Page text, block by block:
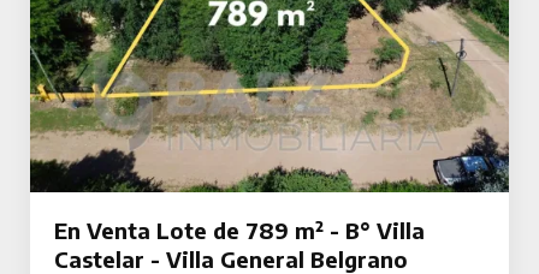
En Venta Lote de 789 m² - B° Villa
Castelar - Villa General Belgrano